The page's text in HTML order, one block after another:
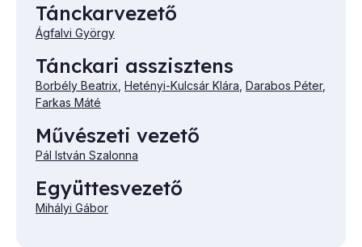
Tánckarvezető
Ágfalvi György
Tánckari asszisztens
Borbély Beatrix Hetényi-Kulcsár Klára Darabos Péter,
Farkas Máté
Művészeti vezető
Pál István Szalonna
Együttesvezető
Mihályi Gábor